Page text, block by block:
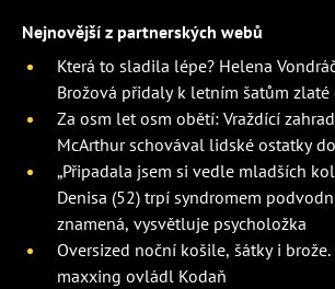
Nejnovější z partnerských webů
Která to sladila lépe? Helena
Brožová přidaly k letním šatům
Za osm let osm obětí: Vraždící
McArthur schovával lidské ostatky
„Připadala jsem si vedle mladších
Denisa (52) trpí syndromem
znamená, vysvětluje psycholožka
Oversized noční košile, šátky i brože.
maxxing ovládl Kodaň